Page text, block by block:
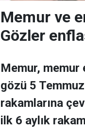
Memur ve
Gözler
Memur, memur
gözü 5
rakamlarına
ilk 6 aylık